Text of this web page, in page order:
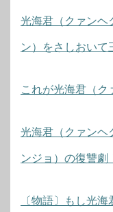
光海君（クァンヘ
ン）をさしおいて
これが光海君（ク
光海君（クァンヘ
ンジョ）の復讐劇
〔物語〕もし光